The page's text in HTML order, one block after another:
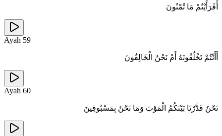
أَفَرَأَيْتُمْ مَا تُمْنُونَ
Ayah 59
أَأَنْتُمْ تَخْلُقُونَهُ أَمْ نَحْنُ الْخَالِقُونَ
Ayah 60
نَحْنُ قَدَّرْنَا بَيْنَكُمُ الْمَوْتَ وَمَا نَحْنُ بِمَسْبُوقِينَ